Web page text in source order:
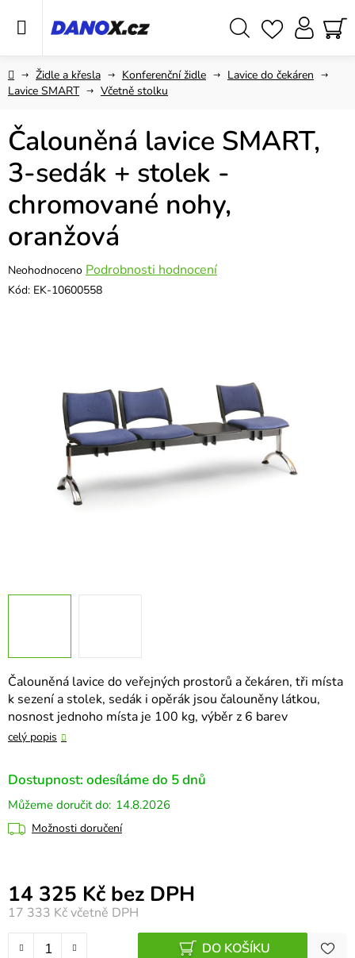
DomůŽidle a křesla Konferenční židle
Lavice do čekáren
Lavice SMART
Včetně stolku
Čalouněná lavice do veřejných prostorů a čekáren, tři místa
k sezení a stolek, sedák i opěrák jsou čalouněny látkou,
nosnost jednoho místa je 100 kg, výběr z 6 barev
celý popis
Dostupnost: odesíláme do 5 dnů
14.8.2026
Možnosti doručení
17 333 Kčvčetně DPH
14 325 Kč bez DPH
Měrná cena:
DO KOŠÍKU
Čalouněná lavice SMART,
3-sedák + stolek -
chromované nohy,
oranžová
Průměrné
hodnocení
hvězdiček.
Neohodnoceno Podrobnosti hodnocení
Kód: EK-10600558